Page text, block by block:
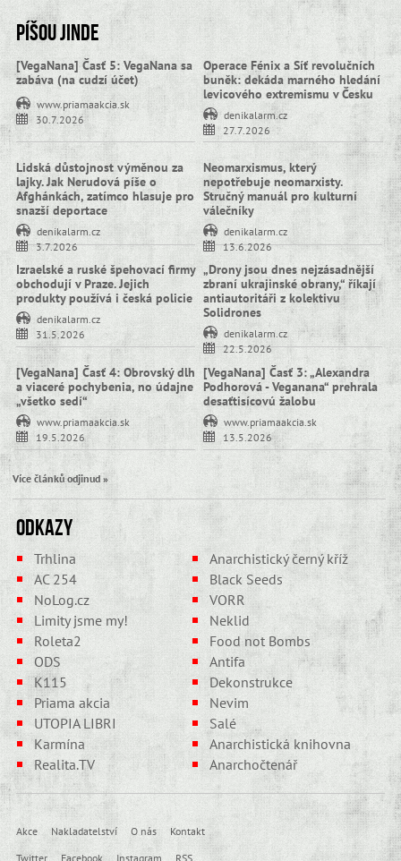
Píšou jinde
[VegaNana] Časť 5: VegaNana sa
zabáva (na cudzí účet)
www.priamaakcia.sk
30.7.2026
Operace Fénix a Síť revolučních
buněk: dekáda marného hledání
levicového extremismu v Česku
denikalarm.cz
27.7.2026
Lidská důstojnost výměnou za
lajky. Jak Nerudová píše o
Afghánkách, zatímco hlasuje pro
snazší deportace
denikalarm.cz
3.7.2026
Neomarxismus, který
nepotřebuje neomarxisty.
Stručný manuál pro kulturní
válečníky
denikalarm.cz
13.6.2026
Izraelské a ruské špehovací firmy
obchodují v Praze. Jejich
produkty používá i česká policie
denikalarm.cz
31.5.2026
„Drony jsou dnes nejzásadnější
zbraní ukrajinské obrany,“ říkají
antiautoritáři z kolektivu
Solidrones
denikalarm.cz
22.5.2026
[VegaNana] Časť 4: Obrovský dlh
a viaceré pochybenia, no údajne
„všetko sedí“
www.priamaakcia.sk
19.5.2026
[VegaNana] Časť 3: „Alexandra
Podhorová - Veganana“ prehrala
desaťtisícovú žalobu
www.priamaakcia.sk
13.5.2026
Více článků odjinud »
Odkazy
Trhlina
Anarchistický černý kříž
AC 254
Black Seeds
NoLog.cz
VORR
Limity jsme my!
Neklid
Roleta2
Food not Bombs
ODS
Antifa
K115
Dekonstrukce
Priama akcia
Nevim
UTOPIA LIBRI
Salé
Karmína
Anarchistická knihovna
Realita.TV
Anarchočtenář
Akce Nakladatelství O nás
Kontakt
Twitter
Facebook Instagram RSS